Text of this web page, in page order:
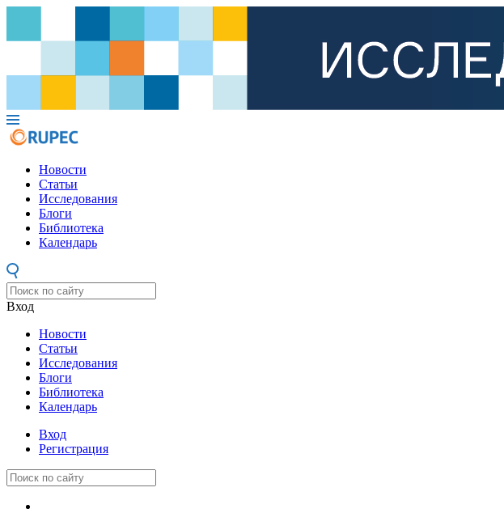
Новости
Статьи
Исследования
Блоги
Библиотека
Календарь
Вход
Новости
Статьи
Исследования
Блоги
Библиотека
Календарь
Вход
Регистрация